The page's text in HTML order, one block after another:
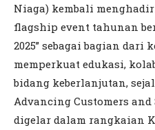
Niaga) kembali
flagship event tahunan
2025” sebagai bagian dari
memperkuat edukasi,
bidang keberlanjutan,
Advancing Customers and
digelar dalam rangkaian